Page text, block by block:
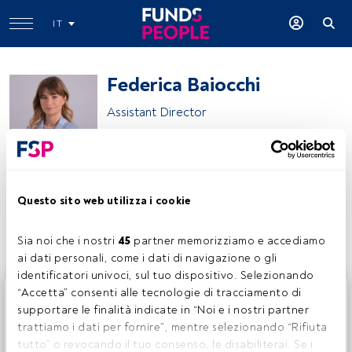
Questo sito web utilizza i cookie
Sia noi che i nostri 45 partner memorizziamo e accediamo
ai dati personali, come i dati di navigazione o gli
identificatori univoci, sul tuo dispositivo. Selezionando
“Accetta” consenti alle tecnologie di tracciamento di
supportare le finalità indicate in “Noi e i nostri partner
trattiamo i dati per fornire”, mentre selezionando “Rifiuta
tutto” o revocando il tuo consenso, le disabiliterai. Se i
IT
Federica Baiocchi
Assistant Director
Condividi:
Questo è un articolo riservato agli utenti FundsPeople. Se
sei già registrato, accedi tramite il pulsante Login. Se non
hai ancora un account, ti invitiamo a registrarti per scoprire
tutti i contenuti che FundsPeople ha da offrire.